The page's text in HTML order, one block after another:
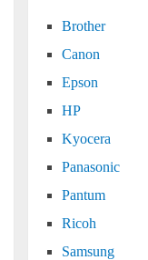
Brother
Canon
Epson
HP
Kyocera
Panasonic
Pantum
Ricoh
Samsung